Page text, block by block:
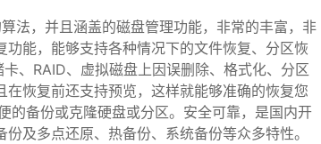
法，并且涵盖的磁盘管理功能，非常的丰富，非
能，能够支持各种情况下的文件恢复、分区恢
、RAID、虚拟磁盘上因误删除、格式化、分区
恢复前还支持预览，这样就能够准确的恢复您
的备份或克隆硬盘或分区。安全可靠，是国内开
及多点还原、热备份、系统备份等众多特性。